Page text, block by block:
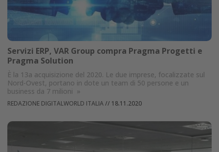
Servizi ERP, VAR Group compra Pragma Progetti e
Pragma Solution
È la 13a acquisizione del 2020. Le due imprese, focalizzate sul
Nord-Ovest, portano in dote un team di 50 persone e un
business da 7 milioni »
REDAZIONE DIGITALWORLD ITALIA// 18.11.2020